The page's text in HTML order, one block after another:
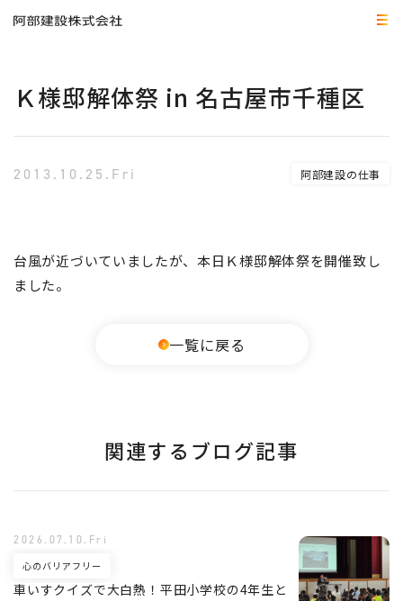
Ｋ様邸解体祭 in 名古屋市千種区
2013.10.25.Fri 阿部建設の仕事
台風が近づいていましたが、本日Ｋ様邸解体祭を開催致し
ました。
一覧に戻る
関連するブログ記事
車いすクイズで大白熱！平田小学校の4年生と
心のバリアフリー
2026.07.10.Fri